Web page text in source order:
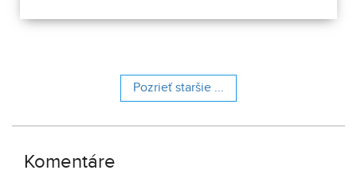
Pozrieť staršie ...
Komentáre